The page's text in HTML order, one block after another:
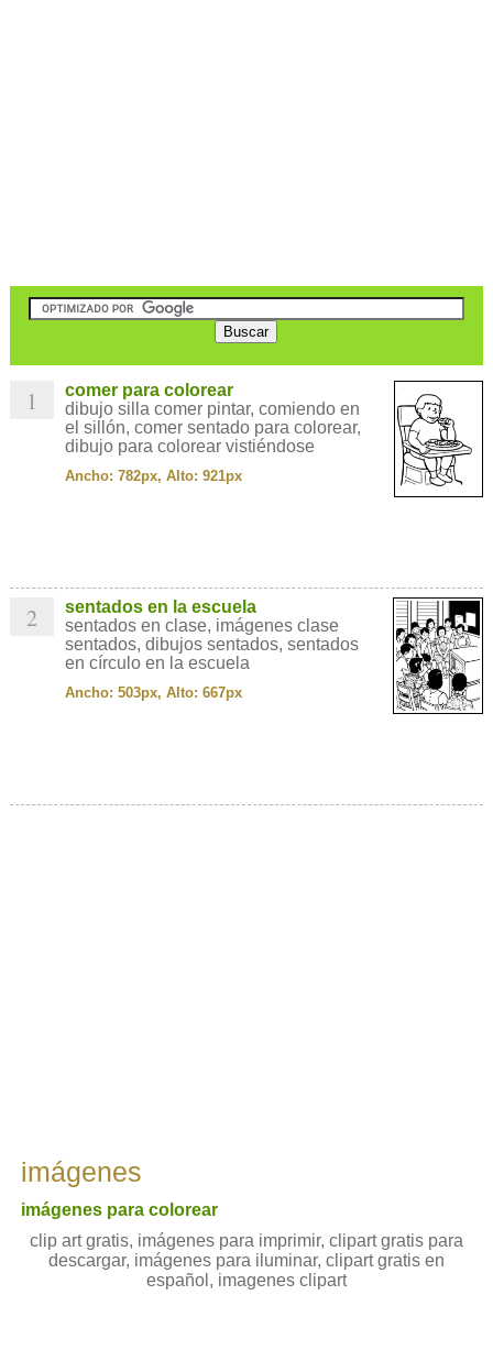
1
comer para colorear
dibujo silla comer pintar, comiendo en
el sillón, comer sentado para colorear,
dibujo para colorear vistiéndose
Ancho: 782px, Alto: 921px
2
sentados en la escuela
sentados en clase, imágenes clase
sentados, dibujos sentados, sentados
en círculo en la escuela
Ancho: 503px, Alto: 667px
imágenes
imágenes para colorear
clip art gratis, imágenes para imprimir, clipart gratis para
descargar, imágenes para iluminar, clipart gratis en
español, imagenes clipart